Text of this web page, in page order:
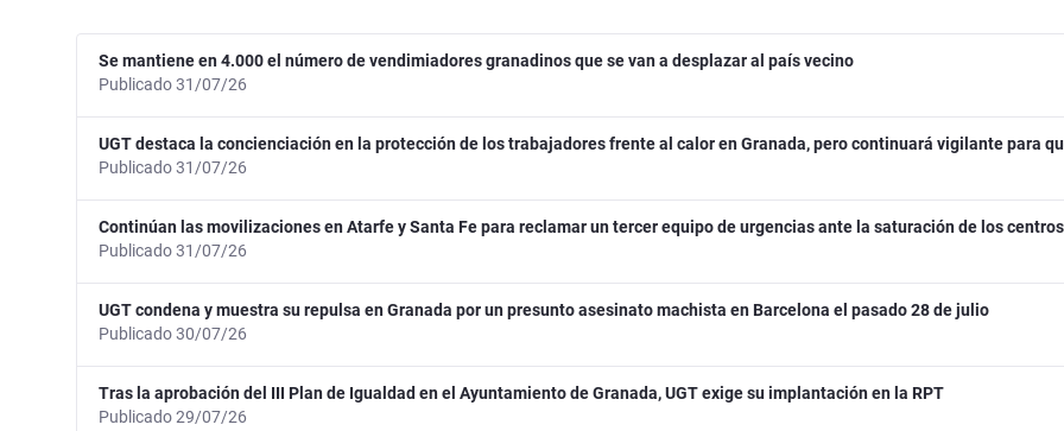
Se mantiene en 4.000 el número de vendimiadores granadinos que se van a desplazar al país vecino
Publicado 31/07/26
UGT destaca la concienciación en la protección de los trabajadores frente al calor en Granada, pero continuará vigilante para
Publicado 31/07/26
Continúan las movilizaciones en Atarfe y Santa Fe para reclamar un tercer equipo de urgencias ante la saturación de los
Publicado 31/07/26
UGT condena y muestra su repulsa en Granada por un presunto asesinato machista en Barcelona el pasado 28 de julio
Publicado 30/07/26
Tras la aprobación del III Plan de Igualdad en el Ayuntamiento de Granada, UGT exige su implantación en la RPT
Publicado 29/07/26